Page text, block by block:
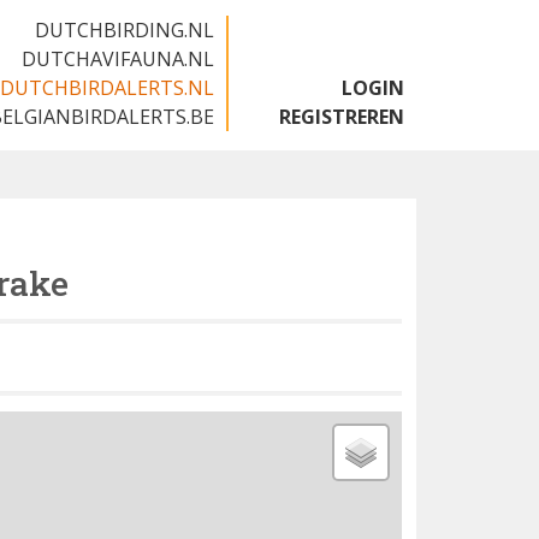
DUTCHBIRDING.NL
DUTCHAVIFAUNA.NL
DUTCHBIRDALERTS.NL
LOGIN
REGISTREREN